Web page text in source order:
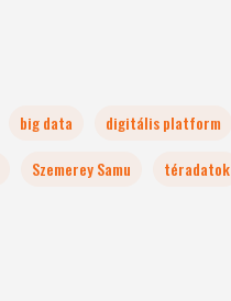
big data digitális platform
Szemerey Samu téradatok